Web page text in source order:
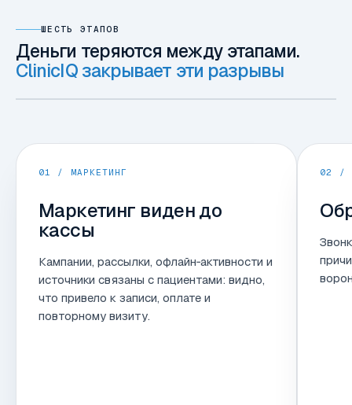
ШЕСТЬ ЭТАПОВ
Деньги теряются между этапами.
ClinicIQ закрывает эти разрывы
01 / МАРКЕТИНГ
Маркетинг виден до
кассы
Кампании, рассылки, офлайн‑активности и
источники связаны с пациентами: видно,
что привело к записи, оплате и
повторному визиту.
02 /